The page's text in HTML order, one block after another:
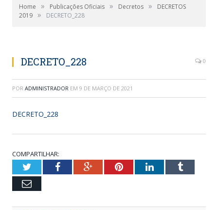
Home » Publicações Oficiais » Decretos »
DECRETOS
2019 » DECRETO_228
DECRETO_228 0
POR ADMINISTRADOR EM 9 DE MARÇO DE 2021
DECRETO_228
COMPARTILHAR:
TwitterFacebookGoogle+PinterestLinkedInTumblr
Email